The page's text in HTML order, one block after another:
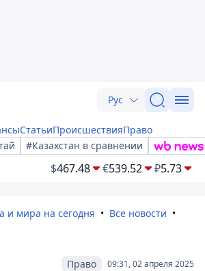
Рус
СтатьиПроисшествияПраво
#Казахстан в сравнении
$467.48 €539.52 ₽5.73
и мира на сегодня
Все новости
09:31, 02 апреля 2025
Право